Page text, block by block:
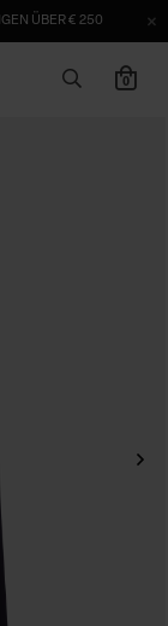
ÜBER € 250
0